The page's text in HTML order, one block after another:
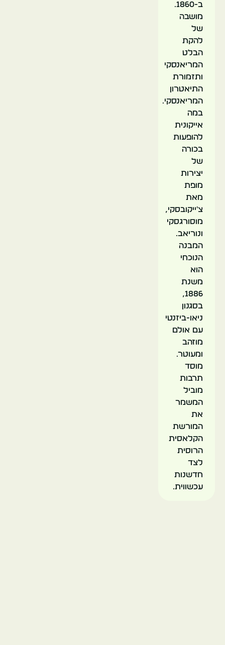
ב-1860.
מושבה
של
להקת
הבלט
המריאנסקי
ותזמורת
התיאטרון
המריאנסקי.
במה
אייקונית
להופעות
בכורה
של
יצירות
מופת
מאת
צ'ייקובסקי,
מוסורגסקי
ונוריאב.
המבנה
הנוכחי
הוא
משנת
1886,
בסגנון
ניאו-ביזנטי
עם אולם
מוזהב
ומעוטר.
מוסד
תרבות
מוביל
המשמר
את
המורשת
הקלאסית
הרוסית
לצד
חדשנות
עכשווית.